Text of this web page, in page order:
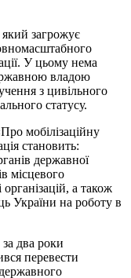
загрожує
У цьому нема
владою
з цивільного
статусу.
мобілізаційну
становить:
державної
місцевого
а також
України на роботу в
два роки
перевести